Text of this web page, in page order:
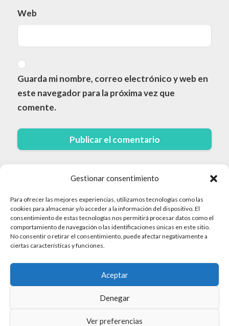
Gestionar consentimiento
Para ofrecer las mejores experiencias, utilizamos tecnologías como las
cookies para almacenar y/o acceder a la información del dispositivo. El
consentimiento de estas tecnologías nos permitirá procesar datos como el
comportamiento de navegación o las identificaciones únicas en este sitio.
No consentir o retirar el consentimiento, puede afectar negativamente a
ciertas características y funciones.
Aceptar
Denegar
Ver preferencias
Web
Guarda mi nombre, correo electrónico y web en
este navegador para la próxima vez que
comente.
© 2026 Cruceros · Todos los derechos reservados
Aviso Legal
Mapa del sitio